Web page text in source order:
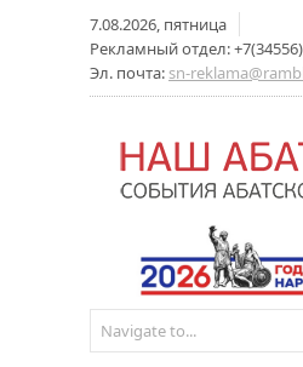
7.08.2026, пятница
Рекламный отдел:
Эл. почта: sn-